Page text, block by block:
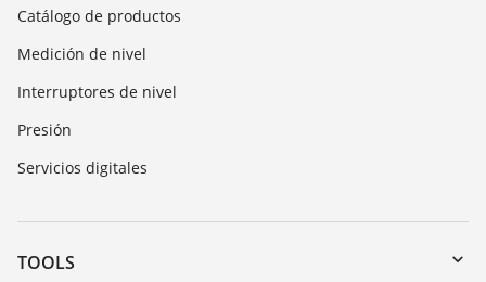
Catálogo de productos
Medición de nivel
Interruptores de nivel
Presión
Servicios digitales
TOOLS